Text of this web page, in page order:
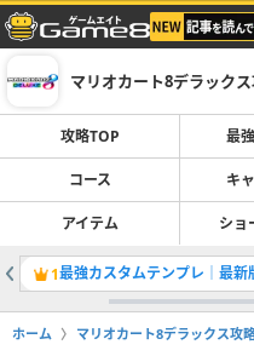
マリオカート8デラック
攻略TOP 最
コース キ
アイテム ショ
1最強カスタムテンプレ｜最新
ホーム マリオカート8デラックス攻